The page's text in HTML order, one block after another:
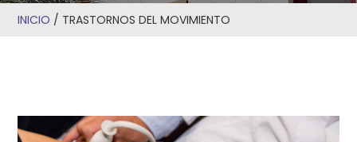
INICIO / TRASTORNOS DEL MOVIMIENTO